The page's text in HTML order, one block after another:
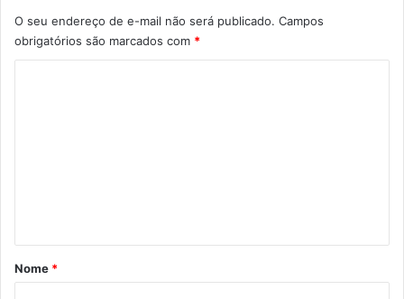
O seu endereço de e-mail não será publicado. Campos
obrigatórios são marcados com *
rNome *